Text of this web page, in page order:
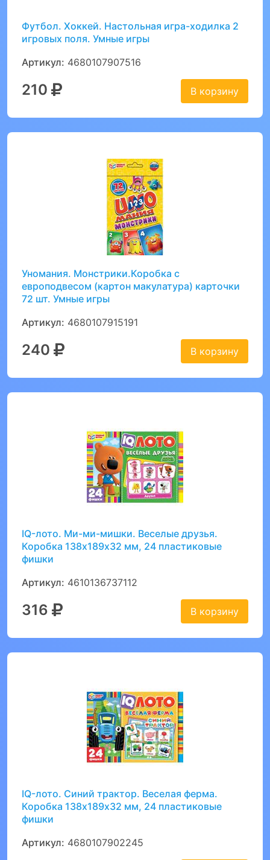
Футбол. Хоккей. Настольная игра-ходилка 2
игровых поля. Умные игры
Артикул: 4680107907516
210 В корзину
Уномания. Монстрики.Коробка с
европодвесом (картон макулатура) карточки
72 шт. Умные игры
Артикул: 4680107915191
240 В корзину
IQ-лото. Ми-ми-мишки. Веселые друзья.
Коробка 138х189х32 мм, 24 пластиковые
фишки
Артикул: 4610136737112
316 В корзину
IQ-лото. Синий трактор. Веселая ферма.
Коробка 138х189х32 мм, 24 пластиковые
фишки
Артикул: 4680107902245